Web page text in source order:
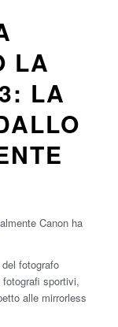
LA
LA
Canon ha
fotografo
sportivi,
alle mirrorless